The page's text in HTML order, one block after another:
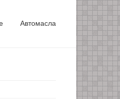
Автомасла